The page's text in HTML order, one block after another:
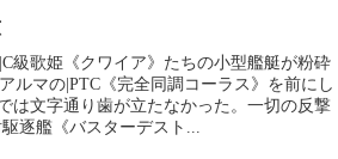
級歌姫《クワイア》たちの小型艦艇が粉砕
ルマの|PTC《完全同調コーラス》を前にし
は文字通り歯が立たなかった。一切の反撃
逐艦《バスターデスト...